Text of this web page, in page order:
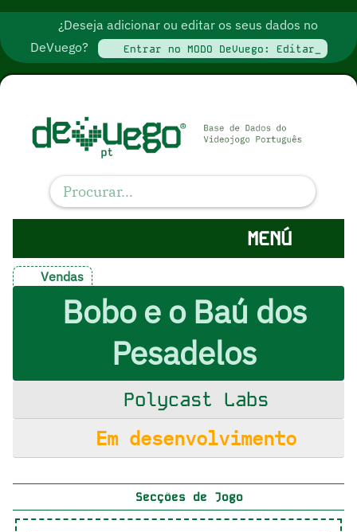
¿Deseja adicionar ou editar os seus dados no
DeVuego?
Entrar no MODO DeVuego: Editar_
MENÚ
Vendas
Bobo e o Baú dos
Pesadelos
Polycast Labs
Em desenvolvimento
Secções de Jogo